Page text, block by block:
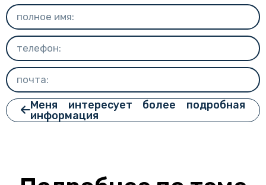
Меня интересует более подробная
информация